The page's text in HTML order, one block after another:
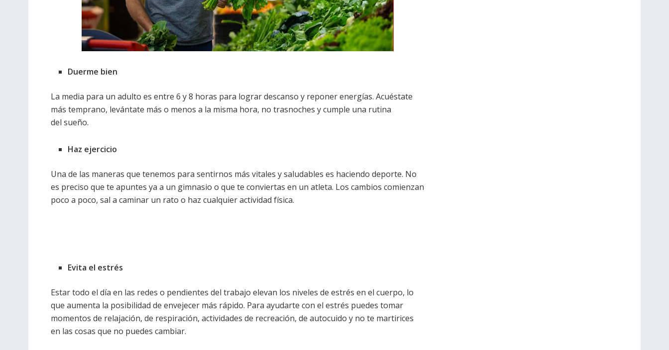
Duerme bien
La media para un adulto es entre 6 y 8 horas para lograr descanso y reponer energías. Acuéstate
más temprano, levántate más o menos a la misma hora, no trasnoches y cumple una rutina
del sueño.
Haz ejercicio
Una de las maneras que tenemos para sentirnos más vitales y saludables es haciendo deporte. No
es preciso que te apuntes ya a un gimnasio o que te conviertas en un atleta. Los cambios comienzan
poco a poco, sal a caminar un rato o haz cualquier actividad física.
Evita el estrés
Estar todo el día en las redes o pendientes del trabajo elevan los niveles de estrés en el cuerpo, lo
que aumenta la posibilidad de envejecer más rápido. Para ayudarte con el estrés puedes tomar
momentos de relajación, de respiración, actividades de recreación, de autocuido y no te martirices
en las cosas que no puedes cambiar.